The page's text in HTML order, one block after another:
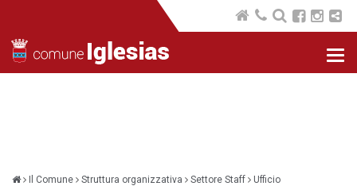
Il Comune Struttura organizzativa Settore Staff
Ufficio